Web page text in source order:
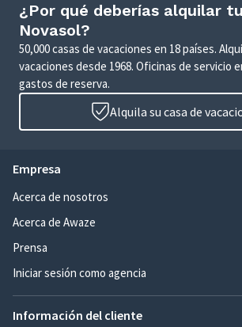
¿Por qué deberías alquilar
Novasol?
50,000 casas de vacaciones en 18 países.
vacaciones desde 1968. Oficinas de servicio
gastos de reserva.
Alquila su casa de
Empresa
Acerca de nosotros
Acerca de Awaze
Prensa
Iniciar sesión como agencia
Información del cliente